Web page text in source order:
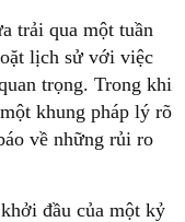
trải qua một tuần
lịch sử với việc
trọng. Trong khi
khung pháp lý rõ
về những rủi ro
đầu của một kỷ